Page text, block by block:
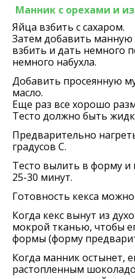
Манник с орехами и
Яйца взбить с сахаром.
Затем добавить манную
взбить и дать немного
немного набухла.
Добавить просеянную
масло.
Еще раз все хорошо
Тесто должно быть
Предварительно
градусов С.
Тесто вылить в форму и
25-30 минут.
Готовность кекса
Когда кекс вынут из
мокрой тканью, чтобы
формы (форму
Когда манник остынет,
растопленным